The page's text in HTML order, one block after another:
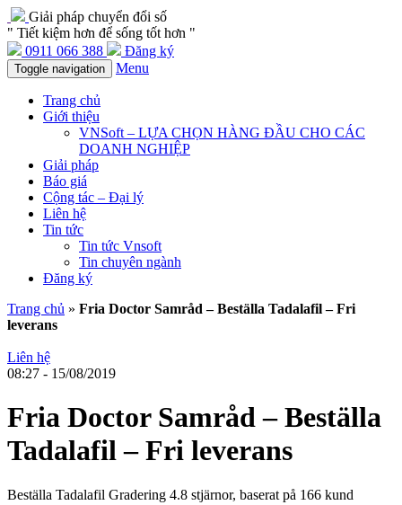
Giải pháp chuyển đổi số
" Tiết kiệm hơn để sống tốt hơn "
0911 066 388
Đăng ký
Toggle navigation Menu
Trang chủ
Giới thiệu
VNSoft – LỰA CHỌN HÀNG ĐẦU CHO CÁC
DOANH NGHIỆP
Giải pháp
Báo giá
Cộng tác – Đại lý
Liên hệ
Tin tức
Tin tức Vnsoft
Tin chuyên ngành
Đăng ký
Trang chủ » Fria Doctor Samråd – Beställa Tadalafil – Fri
leverans
Liên hệ
08:27 - 15/08/2019
Fria Doctor Samråd – Beställa
Tadalafil – Fri leverans
Beställa Tadalafil Gradering 4.8 stjärnor, baserat på 166 kund